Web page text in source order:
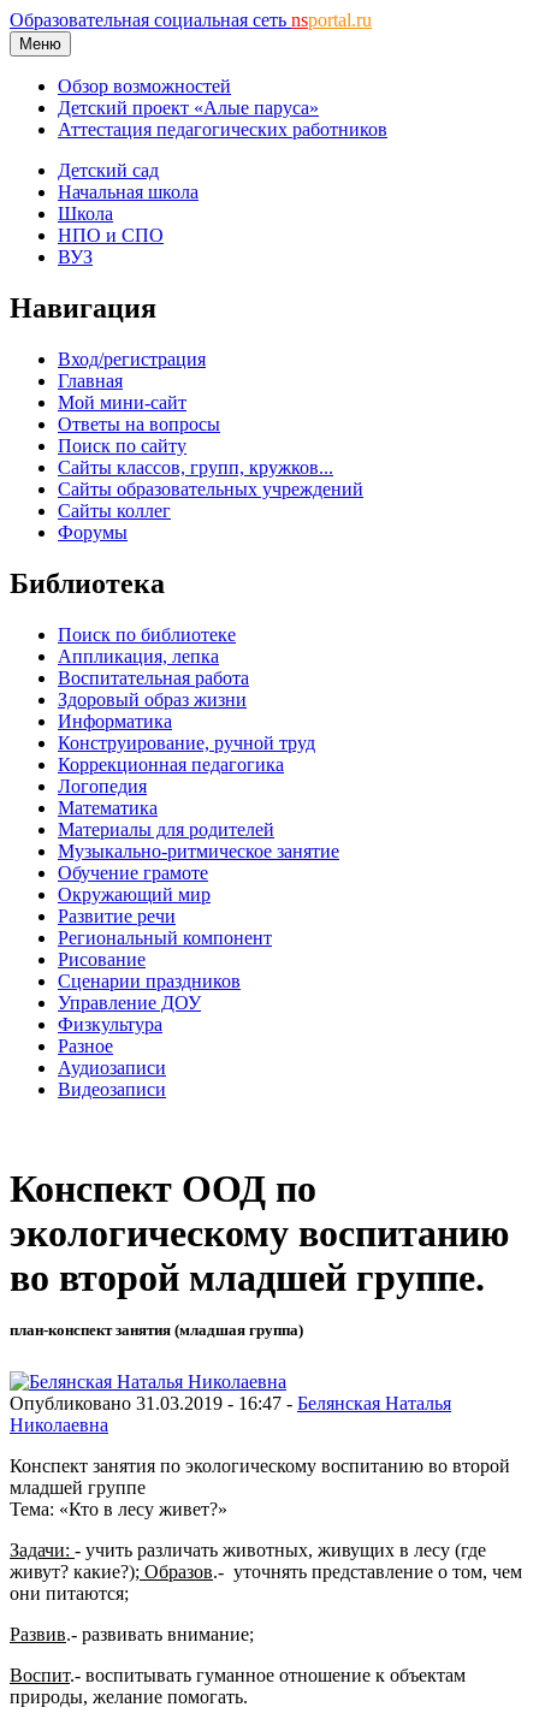
Образовательная социальная сеть nsportal.ru
Меню
Обзор возможностей
Детский проект «Алые паруса»
Аттестация педагогических работников
Детский сад
Начальная школа
Школа
НПО и СПО
ВУЗ
Навигация
Вход/регистрация
Главная
Мой мини-сайт
Ответы на вопросы
Поиск по сайту
Сайты классов, групп, кружков...
Сайты образовательных учреждений
Сайты коллег
Форумы
Библиотека
Поиск по библиотеке
Аппликация, лепка
Воспитательная работа
Здоровый образ жизни
Информатика
Конструирование, ручной труд
Коррекционная педагогика
Логопедия
Математика
Материалы для родителей
Музыкально-ритмическое занятие
Обучение грамоте
Окружающий мир
Развитие речи
Региональный компонент
Рисование
Сценарии праздников
Управление ДОУ
Физкультура
Разное
Аудиозаписи
Видеозаписи
Конспект ООД по
экологическому воспитанию
во второй младшей группе.
план-конспект занятия (младшая группа)
Опубликовано 31.03.2019 - 16:47 - Белянская Наталья
Николаевна
Конспект занятия по экологическому воспитанию во второй
младшей группе
Тема: «Кто в лесу живет?»
Задачи: - учить различать животных, живущих в лесу (где
живут? какие?); Образов.- уточнять представление о том, чем
они питаются;
Развив.- развивать внимание;
Воспит.- воспитывать гуманное отношение к объектам
природы, желание помогать.